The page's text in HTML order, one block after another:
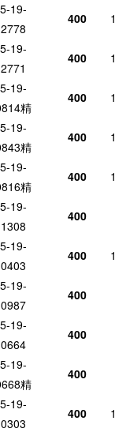
19-
400
19-
400
19-
精
400
19-
精
400
19-
精
400
19-
400
19-
400
19-
400
19-
400
19-
精
400
19-
400